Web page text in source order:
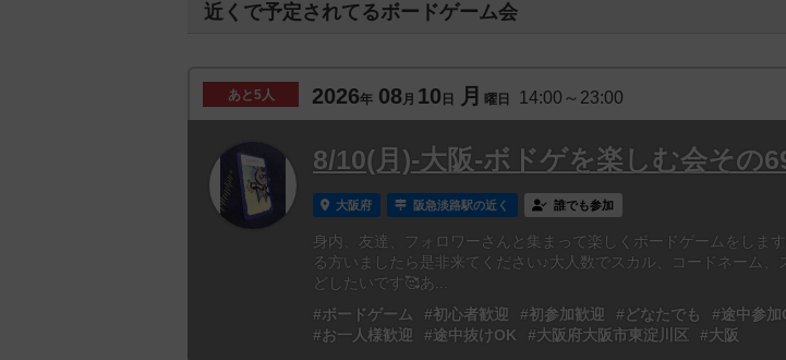
近くで予定されてるボードゲーム会
あと5人 2026年 08 月 10 日 月 曜日 14:00～23:00
8/10(月)-大阪-ボドゲを楽しむ会その
大阪府 阪急淡路駅の近く 誰でも参加
身内、友達、フォロワーさんと集まって楽しくボードゲームをしま
る方いましたら是非来てください♪大人数でスカル、コードネーム、
どしたいです🥰あ...
#ボードゲーム
#初心者歓迎 #初参加歓迎 #どなたでも
#途中参加
#お一人様歓迎
#途中抜けOK #大阪府大阪市東淀川区 #大阪